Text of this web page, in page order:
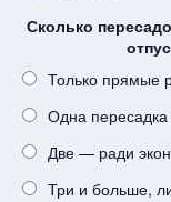
Сколько
Только прямые
Одна
Две — ради
Три и больше,